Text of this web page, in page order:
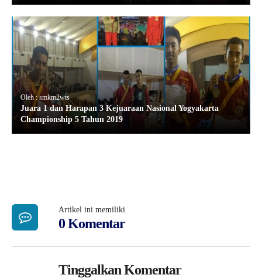
Oleh : smkm2wts
Juara 1 dan Harapan 3 Kejuaraan Nasional Yogyakarta
Championship 5 Tahun 2019
Artikel ini memiliki
0 Komentar
Tinggalkan Komentar